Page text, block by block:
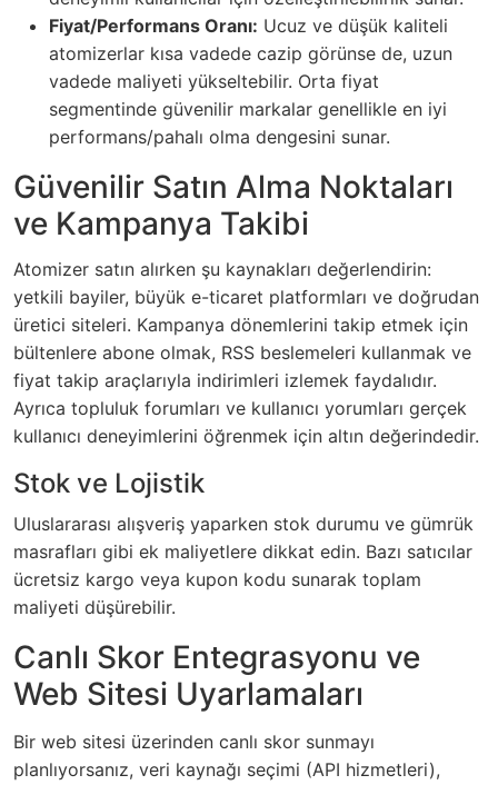
Fiyat/Performans Oranı: Ucuz ve düşük kaliteli
atomizerlar kısa vadede cazip görünse de, uzun
vadede maliyeti yükseltebilir. Orta fiyat
segmentinde güvenilir markalar genellikle en iyi
performans/pahalı olma dengesini sunar.
Güvenilir Satın Alma Noktaları
ve Kampanya Takibi
Atomizer satın alırken şu kaynakları değerlendirin:
yetkili bayiler, büyük e-ticaret platformları ve doğrudan
üretici siteleri. Kampanya dönemlerini takip etmek için
bültenlere abone olmak, RSS beslemeleri kullanmak ve
fiyat takip araçlarıyla indirimleri izlemek faydalıdır.
Ayrıca topluluk forumları ve kullanıcı yorumları gerçek
kullanıcı deneyimlerini öğrenmek için altın değerindedir.
Stok ve Lojistik
Uluslararası alışveriş yaparken stok durumu ve gümrük
masrafları gibi ek maliyetlere dikkat edin. Bazı satıcılar
ücretsiz kargo veya kupon kodu sunarak toplam
maliyeti düşürebilir.
Canlı Skor Entegrasyonu ve
Web Sitesi Uyarlamaları
Bir web sitesi üzerinden canlı skor sunmayı
planlıyorsanız, veri kaynağı seçimi (API hizmetleri),